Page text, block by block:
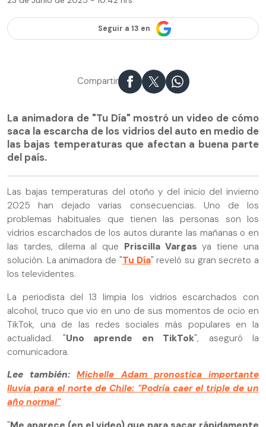
Seguir a 13 en
Compartir
La animadora de "Tu Día" mostró un video de cómo
saca la escarcha de los vidrios del auto en medio de
las bajas temperaturas que afectan a buena parte
del país.
Las bajas temperaturas del otoño y del inicio del invierno
2025 han dejado varias consecuencias. Uno de los
problemas habituales que tienen las personas son los
vidrios escarchados de los autos durante las mañanas o en
las tardes, dilema al que Priscilla Vargas ya tiene una
solución. La animadora de "Tu Día" reveló su gran secreto a
los televidentes.
La periodista del 13 limpia los vidrios escarchados con
alcohol, truco que vio en uno de sus momentos de ocio en
TikTok, una de las redes sociales más populares en la
actualidad. "Uno aprende en TikTok", aseguró la
comunicadora.
Lee también:Michelle Adam pronostica importante
lluvia para el norte de Chile: "Podría caer el triple de un
año normal"